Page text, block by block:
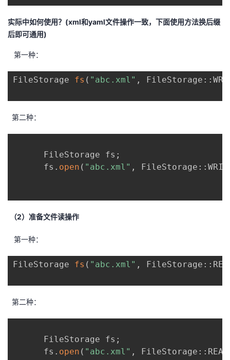
实际中如何使用？(xml和yaml文件操作一致，下面使用方法换后缀
后即可通用)
第一种：
FileStorage fs ( "abc.xml" , FileStorage ::
第二种：
      FileStorage fs
;
      fs
. open ( "abc.xml" , FileStorage ::
（2）准备文件读操作
第一种：
FileStorage fs ( "abc.xml" , FileStorage ::
第二种：
      FileStorage fs
;
      fs
. open ( "abc.xml" , FileStorage :: READ